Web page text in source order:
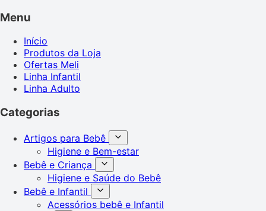
Menu
Início
Produtos da Loja
Ofertas Meli
Linha Infantil
Linha Adulto
Categorias
Artigos para Bebê
Higiene e Bem-estar
Bebê e Criança
Higiene e Saúde do Bebê
Bebê e Infantil
Acessórios bebê e Infantil